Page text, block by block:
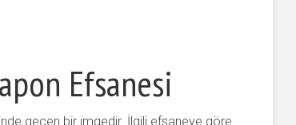
Efsanesi
geçen bir imgedir. İlgili efsaneye göre